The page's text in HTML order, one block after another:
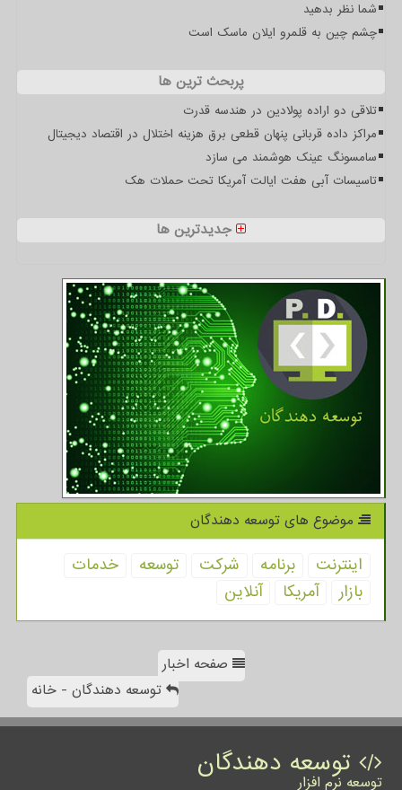
شما نظر بدهید
چشم چین به قلمرو ایلان ماسک است
پربحث ترین ها
تلاقی دو اراده پولادین در هندسه قدرت
مراکز داده قربانی پنهان قطعی برق هزینه اختلال در اقتصاد دیجیتال
سامسونگ عینک هوشمند می سازد
تاسیسات آبی هفت ایالت آمریکا تحت حملات هک
جدیدترین ها
موضوع های توسعه دهندگان
اینترنت برنامه شركت توسعه
خدمات
بازار
آمریكا آنلاین
صفحه اخبار
توسعه دهندگان - خانه
توسعه دهندگان
توسعه نرم افزار